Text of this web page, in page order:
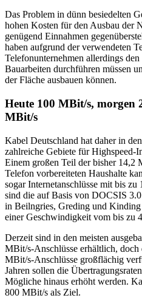
Das Problem in dünn besiedelten
hohen Kosten für den Ausbau der
genügend Einnahmen
haben aufgrund der verwendeten
Telefonunternehmen allerdings
Bauarbeiten durchführen müssen
der Fläche ausbauen können.
Heute 100 MBit/s, morgen
MBit/s
Kabel Deutschland hat daher in
zahlreiche Gebiete für Highspeed-
Einem großen Teil der bisher 14,2
Telefon vorbereiteten Haushalte
sogar Internetanschlüsse mit bis
sind die auf Basis von DOCSIS
in Beilngries, Greding und
einer Geschwindigkeit vom bis zu
Derzeit sind in den meisten
MBit/s-Anschlüsse erhältlich, doch
MBit/s-Anschlüsse großflächig
Jahren sollen die
Mögliche hinaus erhöht werden.
800 MBit/s als Ziel.